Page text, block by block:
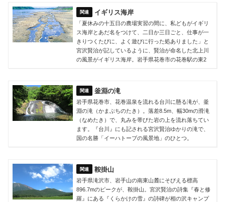
イギリス海岸
「夏休みの十五日の農場実習の間に、私どもがイギリ
ス海岸とあだ名をつけて、二日か三日ごと、仕事が一
きりつくたびに、よく遊びに行った処ありました」と
宮沢賢治が記しているように、賢治が命名した北上川
の風景がイギリス海岸。岩手県花巻市の花巻駅の東2
釜淵の滝
岩手県花巻市、花巻温泉を流れる台川に懸る滝が、釜
淵の滝（かまぶちのたき）。落差8.5m、幅30mの滑滝
（なめたき）で、丸みを帯びた岩の上を流れ落ちてい
ます。『台川』にも記される宮沢賢治ゆかりの滝で、
国の名勝「イーハトーブの風景地」のひとつ。
鞍掛山
岩手県滝沢市、岩手山の南東山麓にそびえる標高
896.7mのピークが、鞍掛山。宮沢賢治の詩集『春と修
羅』にある『くらかけの雪』の詩碑が相の沢キャンプ